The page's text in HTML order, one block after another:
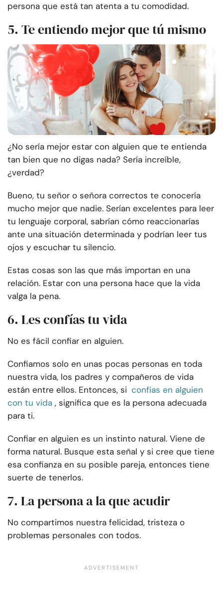
persona que está tan atenta a tu comodidad.
5. Te entiendo mejor que tú mismo
¿No sería mejor estar con alguien que te entienda
tan bien que no digas nada? Sería increíble,
¿verdad?
Bueno, tu señor o señora correctos te conocería
mucho mejor que nadie. Serían excelentes para leer
tu lenguaje corporal, sabrían cómo reaccionarías
ante una situación determinada y podrían leer tus
ojos y escuchar tu silencio.
Estas cosas son las que más importan en una
relación. Estar con una persona hace que la vida
valga la pena.
6. Les confías tu vida
No es fácil confiar en alguien.
Confiamos solo en unas pocas personas en toda
nuestra vida, los padres y compañeros de vida
están entre ellos. Entonces, si confías en alguien
con tu vida , significa que es la persona adecuada
para ti.
Confiar en alguien es un instinto natural. Viene de
forma natural. Busque esta señal y si cree que tiene
esa confianza en su posible pareja, entonces tiene
suerte de tenerlos.
7. La persona a la que acudir
No compartimos nuestra felicidad, tristeza o
problemas personales con todos.